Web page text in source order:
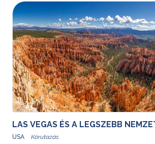
élményt nyújtanak, amely első észak-
utazásnak, de visszatérő
választás.
További érdekességekért az Amerikai
Államokról kattintson ide., Kanadáról
LAS VEGAS ÉS A LEGSZEBB
USA